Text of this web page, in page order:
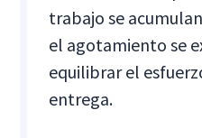
trabajo se
el agotamiento se
equilibrar el
entrega.